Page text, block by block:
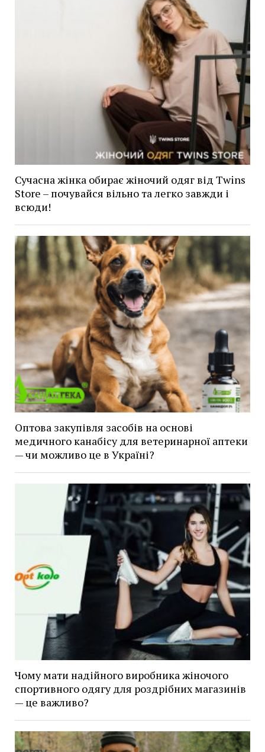
Сучасна жінка обирає жіночий одяг від Twins
Store – почувайся вільно та легко завжди і
всюди!
Оптова закупівля засобів на основі
медичного канабісу для ветеринарної аптеки
— чи можливо це в Україні?
Чому мати надійного виробника жіночого
спортивного одягу для роздрібних магазинів
— це важливо?